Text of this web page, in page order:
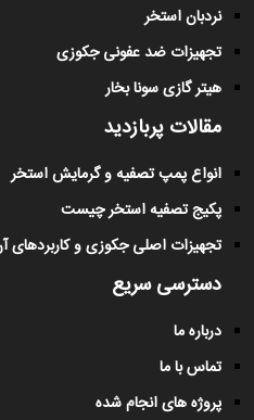
نردبان استخر
تجهیزات ضد عفونی جکوزی
هیتر گازی سونا بخار
مقالات پربازدید
انواع پمپ تصفیه و گرمایش استخر
پکیج تصفیه استخر چیست
تجهیزات اصلی جکوزی و کاربردهای
دسترسی سریع
درباره ما
تماس با ما
پروژه های انجام شده